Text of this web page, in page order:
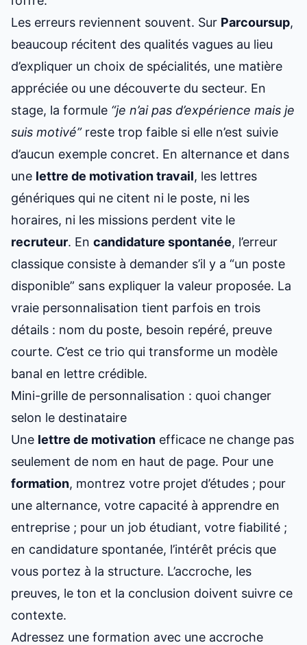
Les erreurs reviennent souvent. Sur Parcoursup,
beaucoup récitent des qualités vagues au lieu
d’expliquer un choix de spécialités, une matière
appréciée ou une découverte du secteur. En
stage, la formule “je n’ai pas d’expérience mais je
suis motivé”reste trop faible si elle n’est suivie
d’aucun exemple concret. En alternance et dans
une lettre de motivation travail, les lettres
génériques qui ne citent ni le poste, ni les
horaires, ni les missions perdent vite le
recruteur. En candidature spontanée, l’erreur
classique consiste à demander s’il y a “un poste
disponible” sans expliquer la valeur proposée. La
vraie personnalisation tient parfois en trois
détails : nom du poste, besoin repéré, preuve
courte. C’est ce trio qui transforme un modèle
banal en lettre crédible.
Mini-grille de personnalisation : quoi changer
selon le destinataire
Une lettre de motivation efficace ne change pas
seulement de nom en haut de page. Pour une
formation, montrez votre projet d’études ; pour
une alternance, votre capacité à apprendre en
entreprise ; pour un job étudiant, votre fiabilité ;
en candidature spontanée, l’intérêt précis que
vous portez à la structure. L’accroche, les
preuves, le ton et la conclusion doivent suivre ce
contexte.
Adressez une formation avec une accroche